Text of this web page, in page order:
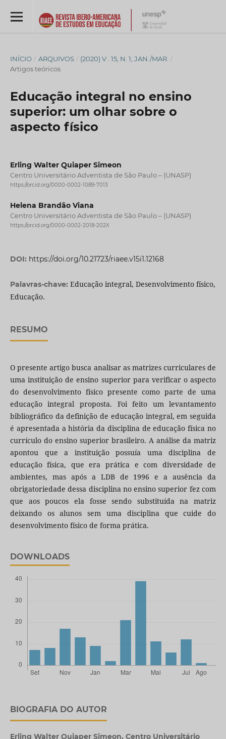
INÍCIO / ARQUIVOS / (2020) V . 15, N. 1, JAN./MAR. /
Artigos teóricos
Educação integral no ensino
superior: um olhar sobre o
aspecto físico
Erling Walter Quiaper Simeon
Centro Universitário Adventista de São Paulo – (UNASP)
https://orcid.org/0000-0002-1089-7013
Helena Brandão Viana
Centro Universitário Adventista de São Paulo – (UNASP)
https://orcid.org/0000-0002-2018-202X
DOI: https://doi.org/10.21723/riaee.v15i1.12168
Palavras-chave: Educação integral, Desenvolvimento físico,
Educação.
RESUMO
O presente artigo busca analisar as matrizes curriculares de
uma instituição de ensino superior para verificar o aspecto
do desenvolvimento físico presente como parte de uma
educação integral proposta. Foi feito um levantamento
bibliográfico da definição de educação integral, em seguida
é apresentada a história da disciplina de educação física no
currículo do ensino superior brasileiro. A análise da matriz
apontou que a instituição possuía uma disciplina de
educação física, que era prática e com diversidade de
ambientes, mas após a LDB de 1996 e a ausência da
obrigatoriedade dessa disciplina no ensino superior fez com
que aos poucos ela fosse sendo substituída na matriz
deixando os alunos sem uma disciplina que cuide do
desenvolvimento físico de forma prática.
DOWNLOADS
BIOGRAFIA DO AUTOR
Erling Walter Quiaper Simeon, Centro Universitário